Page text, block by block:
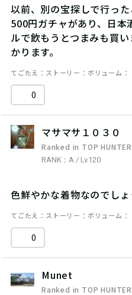
以前、別の宝探しで行っ
500円ガチャがあり、日
ルで飲もうとつまみも買
かります。
てごたえ ストーリー ボリューム
0
マサマサ１０３０
Ranked in TOP
RANK：A / Lv.120
色鮮やかな着物なのでしょ
てごたえ ストーリー ボリューム
0
Munet
Ranked in TOP